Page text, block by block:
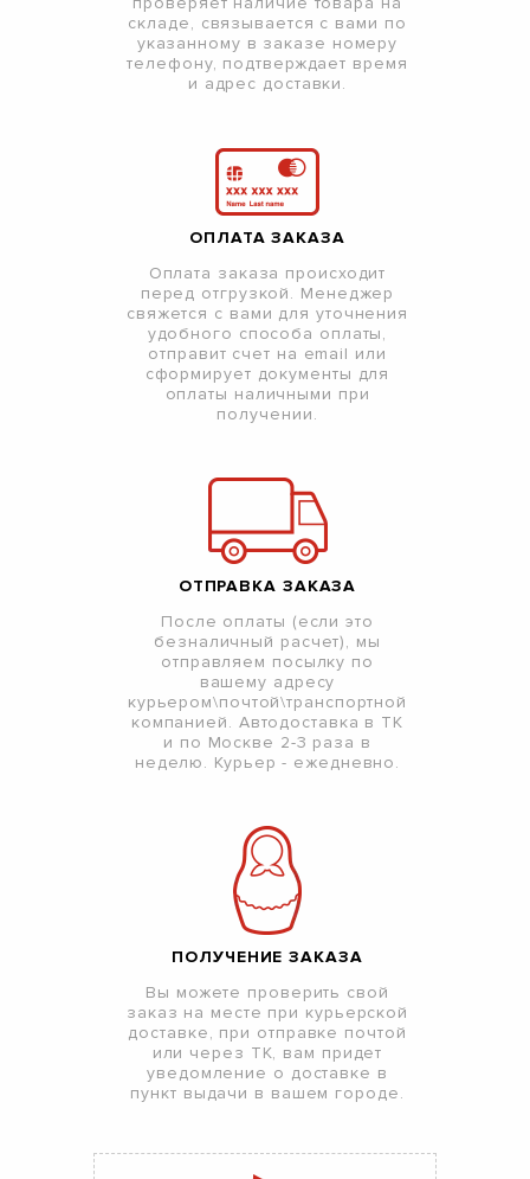
складе, связывается с вами по
указанному в заказе номеру
телефону, подтверждает время
и адрес доставки.
ОПЛАТА ЗАКАЗА
Оплата заказа происходит
перед отгрузкой. Менеджер
свяжется с вами для уточнения
удобного способа оплаты,
отправит счет на email или
сформирует документы для
оплаты наличными при
получении.
ОТПРАВКА ЗАКАЗА
После оплаты (если это
безналичный расчет), мы
отправляем посылку по
вашему адресу
курьером\почтой\транспортной
компанией. Автодоставка в ТК
и по Москве 2-3 раза в
неделю. Курьер - ежедневно.
ПОЛУЧЕНИЕ ЗАКАЗА
Вы можете проверить свой
заказ на месте при курьерской
доставке, при отправке почтой
или через ТК, вам придет
уведомление о доставке в
пункт выдачи в вашем городе.